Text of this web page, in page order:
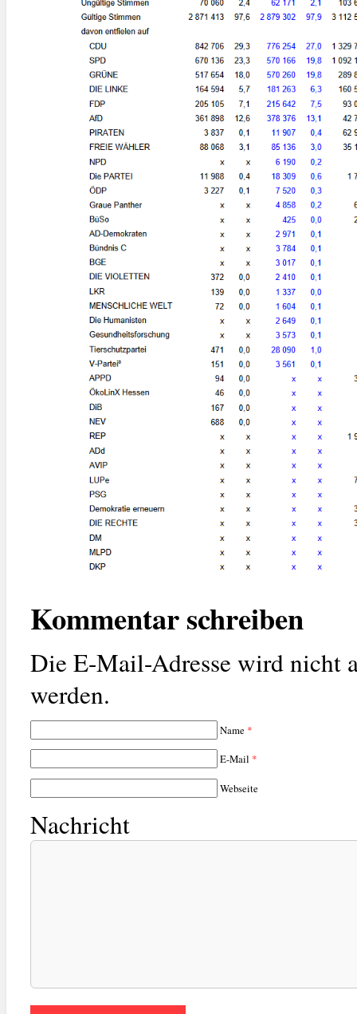
Kommentar schreiben
Die E-Mail-Adresse wird nicht
werden.
Name *
E-Mail *
Webseite
Nachricht